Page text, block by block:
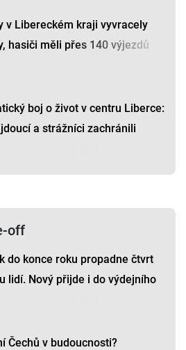
v Libereckém kraji vyvracely
hasiči měli přes 140 výjezdů
boj o život v centru Liberce:
a strážníci zachránili
off
do konce roku propadne čtvrt
lidí. Nový přijde i do výdejního
Čechů v budoucnosti?